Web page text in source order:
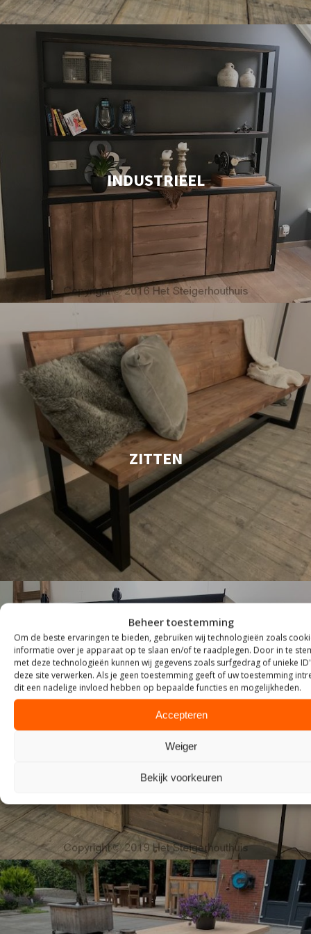
Beheer toestemming
Om de beste ervaringen te bieden, gebruiken wij technologieën zoals
informatie over je apparaat op te slaan en/of te raadplegen. Door in te
met deze technologieën kunnen wij gegevens zoals surfgedrag of unieke
deze site verwerken. Als je geen toestemming geeft of uw toestemming
dit een nadelige invloed hebben op bepaalde functies en mogelijkheden.
Accepteren
Weiger
Bekijk voorkeuren
INDUSTRIEEL
ZITTEN
KASTEN